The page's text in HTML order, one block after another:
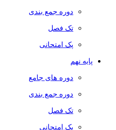
دوره جمع بندی
تک فصل
پک امتحانی
پایه نهم
دوره های جامع
دوره جمع بندی
تک فصل
پک امتحانی